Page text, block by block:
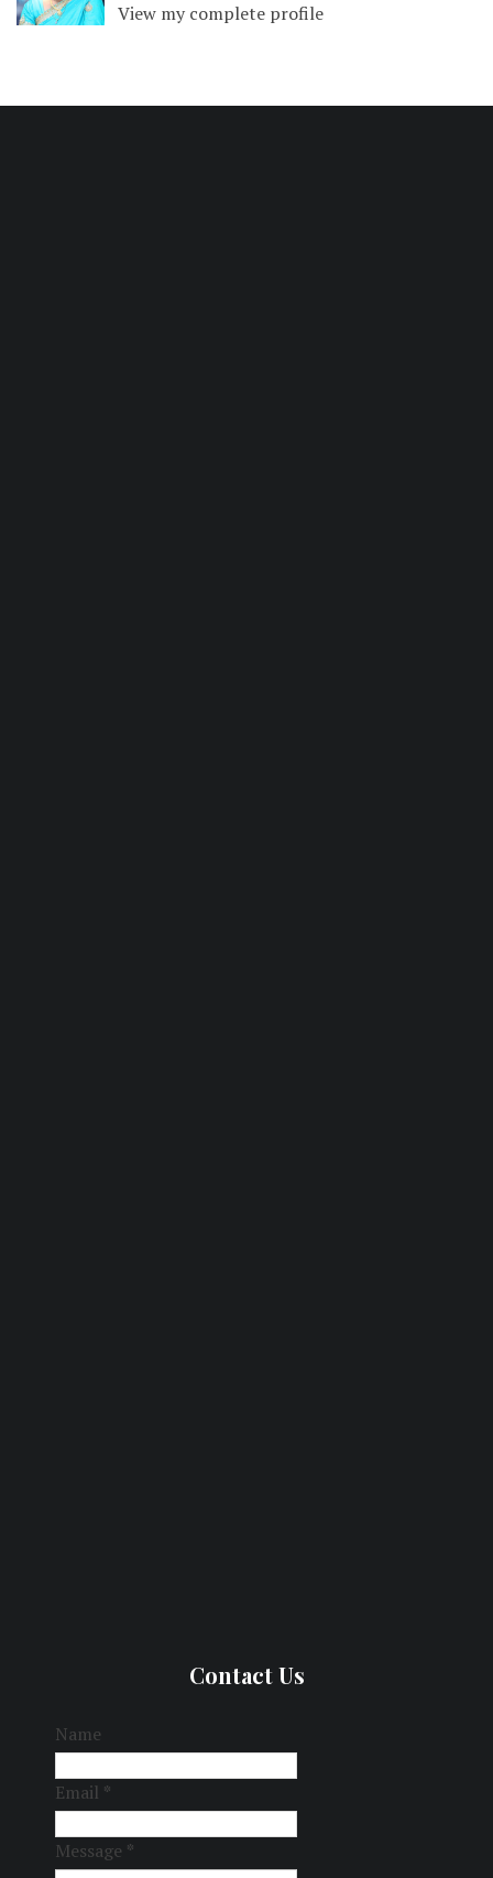
View my complete profile
Contact Us
Name
Email *
Message *